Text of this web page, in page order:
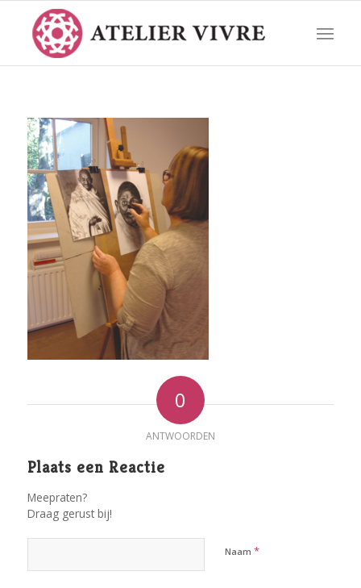
0
ANTWOORDEN
Plaats een Reactie
Meepraten?
Draag gerust bij!
Naam *